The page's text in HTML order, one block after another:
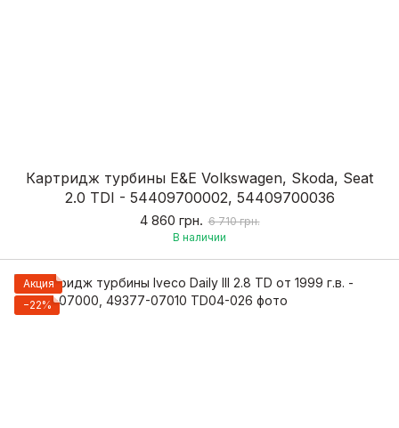
Картридж турбины Е&Е Volkswagen, Skoda, Seat
2.0 TDI - 54409700002, 54409700036
4 860 грн. 6 710 грн.
В наличии
Акция
−22%